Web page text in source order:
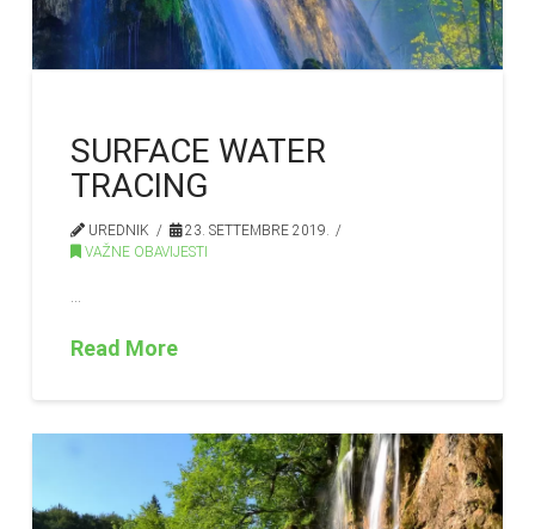
SURFACE WATER
TRACING
UREDNIK
23. SETTEMBRE 2019.
VAŽNE OBAVIJESTI
…
Read More